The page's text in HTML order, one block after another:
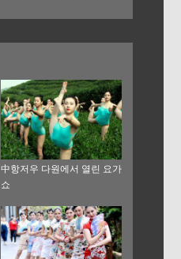
中항저우 다원에서 열린 요가
쇼